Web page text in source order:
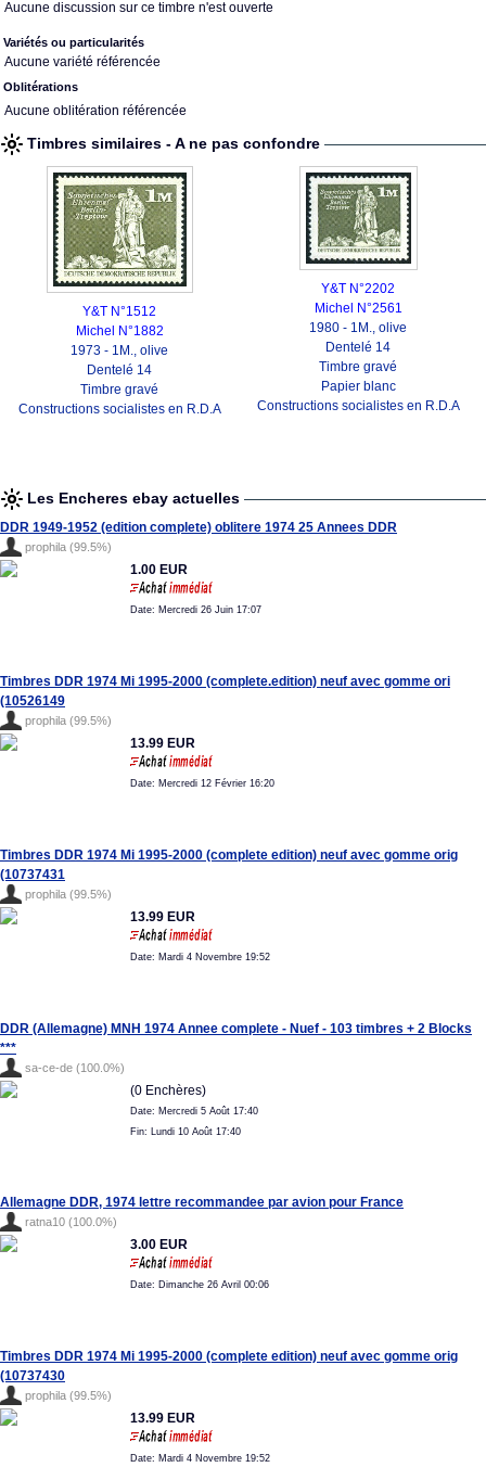
Aucune discussion sur ce timbre n'est ouverte
Variétés ou particularités
Aucune variété référencée
Oblitérations
Aucune oblitération référencée
Timbres similaires - A ne pas confondre
Y&T N°1512
Michel N°1882
1973 - 1M., olive
Dentelé 14
Timbre gravé
Constructions socialistes en R.D.A
Y&T N°2202
Michel N°2561
1980 - 1M., olive
Dentelé 14
Timbre gravé
Papier blanc
Constructions socialistes en R.D.A
Les Encheres ebay actuelles
DDR 1949-1952 (edition complete) oblitere 1974 25 Annees DDR
prophila (99.5%)
1.00 EUR
Date: Mercredi 26 Juin 17:07
Timbres DDR 1974 Mi 1995-2000 (complete.edition) neuf avec gomme ori
(10526149
prophila (99.5%)
13.99 EUR
Date: Mercredi 12 Février 16:20
Timbres DDR 1974 Mi 1995-2000 (complete edition) neuf avec gomme orig
(10737431
prophila (99.5%)
13.99 EUR
Date: Mardi 4 Novembre 19:52
DDR (Allemagne) MNH 1974 Annee complete - Nuef - 103 timbres + 2 Blocks
***
sa-ce-de (100.0%)
(0 Enchères)
Date: Mercredi 5 Août 17:40
Fin: Lundi 10 Août 17:40
Allemagne DDR, 1974 lettre recommandee par avion pour France
ratna10 (100.0%)
3.00 EUR
Date: Dimanche 26 Avril 00:06
Timbres DDR 1974 Mi 1995-2000 (complete edition) neuf avec gomme orig
(10737430
prophila (99.5%)
13.99 EUR
Date: Mardi 4 Novembre 19:52